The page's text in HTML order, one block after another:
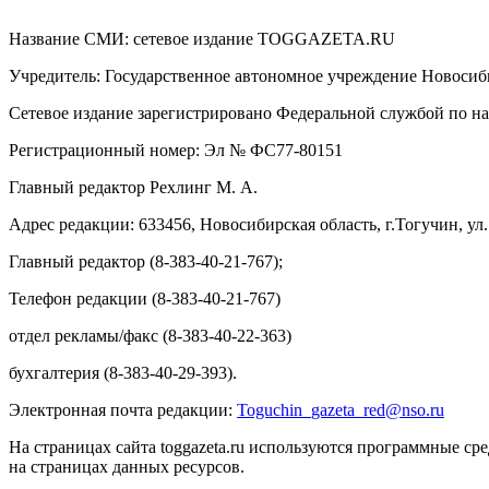
Название СМИ: cетевое издание TOGGAZETA.RU
Учредитель: Государственное автономное учреждение
Сетевое издание зарегистрировано Федеральной службой по
Регистрационный номер: Эл № ФС77-80151
Главный редактор Рехлинг М. А.
Адрес редакции: 633456, Новосибирская область, г.Тогучин,
Главный редактор (8-383-40-21-767);
Телефон редакции (8-383-40-21-767)
отдел рекламы/факс (8-383-40-22-363)
бухгалтерия (8-383-40-29-393).
Электронная почта редакции: Toguchin gazeta red@nso.ru
На страницах сайта toggazeta.ru используются программные
на страницах данных ресурсов.